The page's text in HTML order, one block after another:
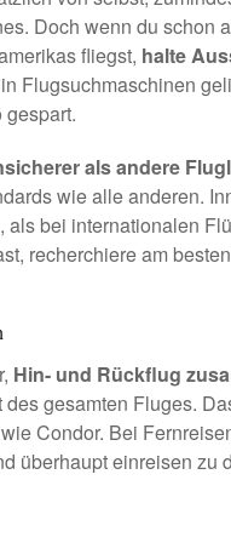
Doch wenn du schon
fliegst, halte
Flugsuchmaschinen
als andere
wie alle anderen.
bei internationalen
recherchiere am
Hin- und Rückflug
gesamten Fluges.
Condor. Bei
überhaupt einreisen zu